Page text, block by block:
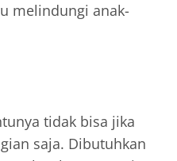
melindungi anak-
tidak bisa jika
saja. Dibutuhkan